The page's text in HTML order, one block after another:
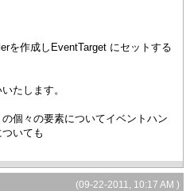
を作成しEventTarget にセットする
たします。
個々の要素についてイベントハン
いても
(09-22-2011, 10:17 AM )